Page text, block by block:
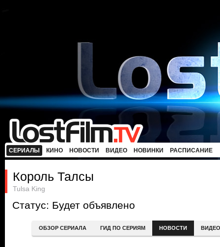
СЕРИАЛЫ КИНО НОВОСТИ ВИДЕО НОВИНКИ РАСПИСАНИЕ
Король Талсы
Tulsa King
Статус: Будет объявлено
ОБЗОР СЕРИАЛА ГИД ПО СЕРИЯМ НОВОСТИ ВИДЕО